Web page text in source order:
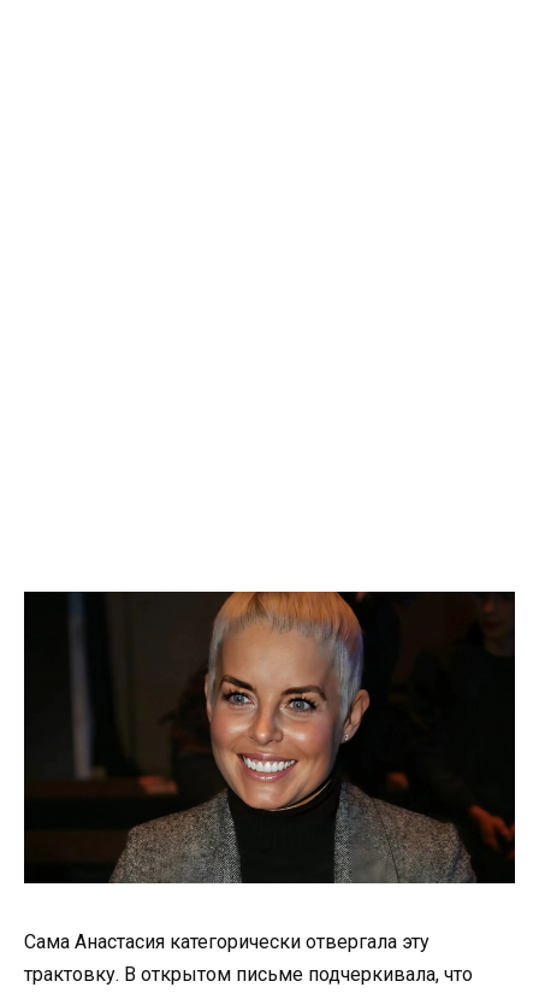
Сама Анастасия категорически отвергала эту
трактовку. В открытом письме подчеркивала, что